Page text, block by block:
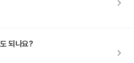
되나요?